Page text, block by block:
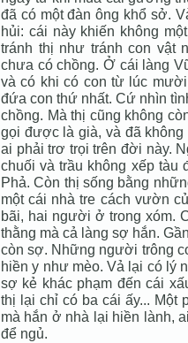
đã có một đàn ông khổ sở.
hủi: cái này khiến không
tránh thị như tránh con vật
chưa có chồng. Ở cái làng
và có khi có con từ lúc
đứa con thứ nhất. Cứ nhìn
chồng. Mà thị cũng không
gọi được là già, và đã
ai phải trơ trọi trên đời này.
chuối và trầu không xếp tàu
Phả. Còn thị sống bằng
một cái nhà tre cách vườn
bãi, hai người ở trong xóm.
thằng mà cả làng sợ hắn.
còn sợ. Những người trông
hiền y như mèo. Vả lại có lý
sợ kẻ khác phạm đến cái
thị lại chỉ có ba cái ấy... Một
mà hắn ở nhà lại hiền lành,
để ngủ.